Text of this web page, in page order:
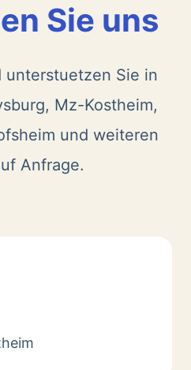
Sie uns
unterstuetzen Sie in
Mz-Kostheim,
und weiteren
Anfrage.